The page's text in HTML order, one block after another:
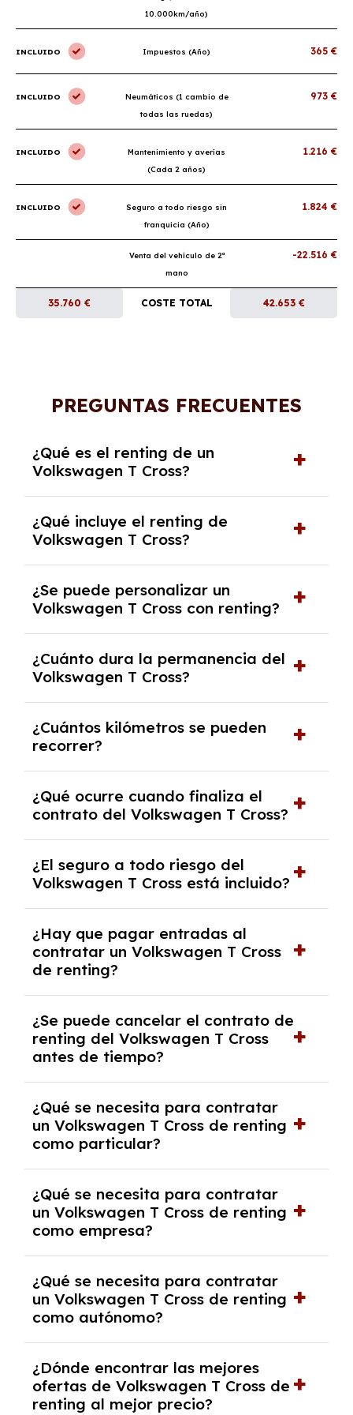
10.000km/año)
INCLUIDO Impuestos (Año) 365 €
INCLUIDO
Neumáticos (1 cambio de
todas las ruedas)
973 €
INCLUIDO
Mantenimiento y averías
(Cada 2 años)
1.216 €
INCLUIDO
Seguro a todo riesgo sin
franquicia (Año)
1.824 €
Venta del vehículo de 2ª
mano
-22.516 €
35.760 € COSTE TOTAL 42.653 €
PREGUNTAS FRECUENTES
¿Qué es el renting de un
Volkswagen T Cross?
contrato de alquiler a largo plazo en el que
pagas una cuota mensual fija por el uso del
coche durante un periodo determinado,
generalmente entre 2 y 5 años.
¿Qué incluye el renting de
Volkswagen T Cross?
seguro a todo riesgo, mantenimiento,
reparaciones, impuestos, asistencia en
carretera y gestión de la documentación.
¿Se puede personalizar un
Volkswagen T Cross con renting?
opciones y equipamiento adicional, siempre y
cuando lo pactes con la empresa de renting.
¿Cuánto dura la permanencia del
Volkswagen T Cross?
renting, que normalmente varía entre 2 y 5
años.
¿Cuántos kilómetros se pueden
recorrer?
contrato y puede variar entre 10,000 y
30,000 km anuales. Si excedes ese límite,
puede haber un cargo adicional.
¿Qué ocurre cuando finaliza el
contrato del Volkswagen T Cross?
coche, renovarlo por uno nuevo o, en algunos
casos, comprarlo a un precio previamente
acordado.
¿El seguro a todo riesgo del
Volkswagen T Cross está incluido?
Volkswagen T Cross con el seguro a todo
riesgo sin franquicia incluido dentro de las
cuotas mensuales.
¿Hay que pagar entradas al
contratar un Volkswagen T Cross
de renting?
tendrás que pagar ningún tipo de entrada
salvo en casos que lo exija el proveedor
debido al resultado del estudio de viabilidad
económica.
¿Se puede cancelar el contrato de
renting del Volkswagen T Cross
antes de tiempo?
pero puede haber penalizaciones por
cancelación anticipada. Es importante revisar
las condiciones del contrato y hablar con un
experto que te asesore.
¿Qué se necesita para contratar
un Volkswagen T Cross de renting
como particular?
y, en algunos casos, una consulta de solvencia
crediticia y un pago inicial.
¿Qué se necesita para contratar
un Volkswagen T Cross de renting
como empresa?
documentación financiera y, en algunos
casos, un informe de solvencia de la empresa
y un pago inicial.
¿Qué se necesita para contratar
un Volkswagen T Cross de renting
como autónomo?
autónomos, justificante de ingresos y, en
algunos casos, un informe fiscal y un pago
inicial.
¿Dónde encontrar las mejores
ofertas de Volkswagen T Cross de
renting al mejor precio?